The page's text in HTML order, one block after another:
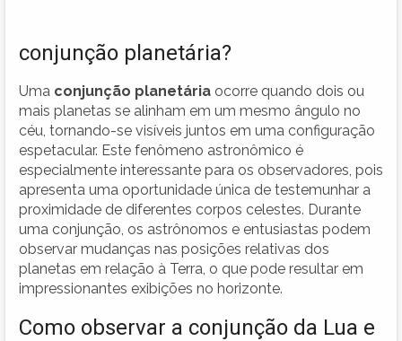
conjunção planetária?
Uma conjunção planetária ocorre quando dois ou
mais planetas se alinham em um mesmo ângulo no
céu, tornando-se visíveis juntos em uma configuração
espetacular. Este fenômeno astronômico é
especialmente interessante para os observadores, pois
apresenta uma oportunidade única de testemunhar a
proximidade de diferentes corpos celestes. Durante
uma conjunção, os astrônomos e entusiastas podem
observar mudanças nas posições relativas dos
planetas em relação à Terra, o que pode resultar em
impressionantes exibições no horizonte.
Como observar a conjunção da Lua e